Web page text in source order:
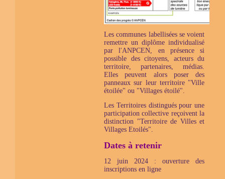
Les communes labellisées se voient
remettre un diplôme individualisé
par l'ANPCEN, en présence si
possible des citoyens, acteurs du
territoire, partenaires, médias.
Elles peuvent alors poser des
panneaux sur leur territoire "Ville
étoilée" ou "Villages étoilé".
Les Territoires distingués pour une
participation collective reçoivent la
distinction "Territoire de Villes et
Villages Etoilés".
Dates à retenir
12 juin 2024 : ouverture des
inscriptions en ligne